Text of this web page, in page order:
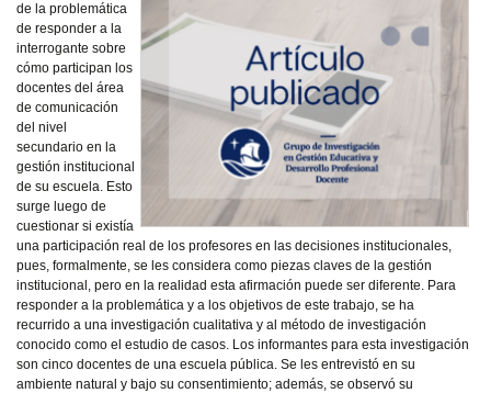
de la problemática
de responder a la
interrogante sobre
cómo participan los
docentes del área
de comunicación
del nivel
secundario en la
gestión institucional
de su escuela. Esto
surge luego de
cuestionar si existía
una participación real de los profesores en las decisiones institucionales,
pues, formalmente, se les considera como piezas claves de la gestión
institucional, pero en la realidad esta afirmación puede ser diferente. Para
responder a la problemática y a los objetivos de este trabajo, se ha
recurrido a una investigación cualitativa y al método de investigación
conocido como el estudio de casos. Los informantes para esta investigación
son cinco docentes de una escuela pública. Se les entrevistó en su
ambiente natural y bajo su consentimiento; además, se observó su